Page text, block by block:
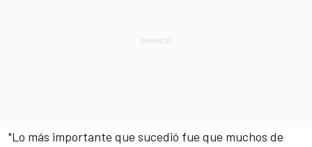
"Lo más importante que sucedió fue que muchos de